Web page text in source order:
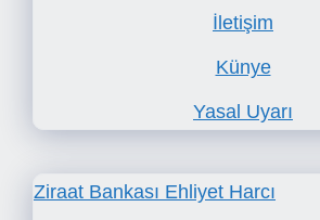
İletişim
Künye
Yasal Uyarı
Ziraat Bankası Ehliyet Harcı